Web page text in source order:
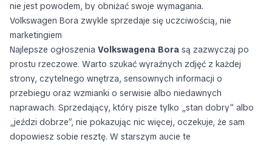
nie jest powodem, by obniżać swoje wymagania.
Volkswagen Bora zwykle sprzedaje się uczciwością, nie
marketingiem
Najlepsze ogłoszenia Volkswagena Bora są zazwyczaj po
prostu rzeczowe. Warto szukać wyraźnych zdjęć z każdej
strony, czytelnego wnętrza, sensownych informacji o
przebiegu oraz wzmianki o serwisie albo niedawnych
naprawach. Sprzedający, który pisze tylko „stan dobry” albo
„jeździ dobrze”, nie pokazując nic więcej, oczekuje, że sam
dopowiesz sobie resztę. W starszym aucie te